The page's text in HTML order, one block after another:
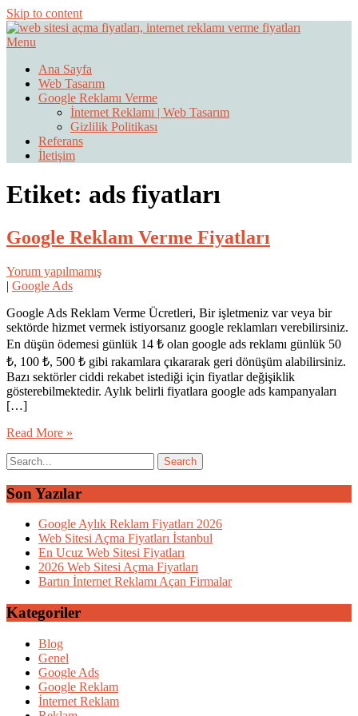
Skip to content
Web Sitesi Açma, İnternet Sitesi
Fiyatları
Menu
Ana Sayfa
Web Tasarım
Google Reklamı Verme
İnternet Reklamı | Web Tasarım
Gizlilik Politikası
Referans
İletişim
Etiket: ads fiyatları
Google Reklam Verme Fiyatları
Yorum yapılmamış
| Google Ads
Google Ads Reklam Verme Ücretleri, Bir işletmeniz var veya bir
sektörde hizmet vermek istiyorsanız google reklamları verebilirsiniz.
En düşün ödemesi günlük 14 ₺ olan google ads reklamı günlük 50
₺, 100 ₺, 500 ₺ gibi rakamlara çıkararak geri dönüşüm alabilirsiniz.
Bazı sektörler ciddi rekabet istediği için fiyatlar değişiklik
gösterebilmektedir. Aylık belirli fiyatlara google ads kampanyaları
[…]
Read More »
Son Yazılar
Google Aylık Reklam Fiyatları 2026
Web Sitesi Açma Fiyatları İstanbul
En Ucuz Web Sitesi Fiyatları
2026 Web Sitesi Açma Fiyatları
Bartın İnternet Reklamı Açan Firmalar
Kategoriler
Blog
Genel
Google Ads
Google Reklam
İnternet Reklam